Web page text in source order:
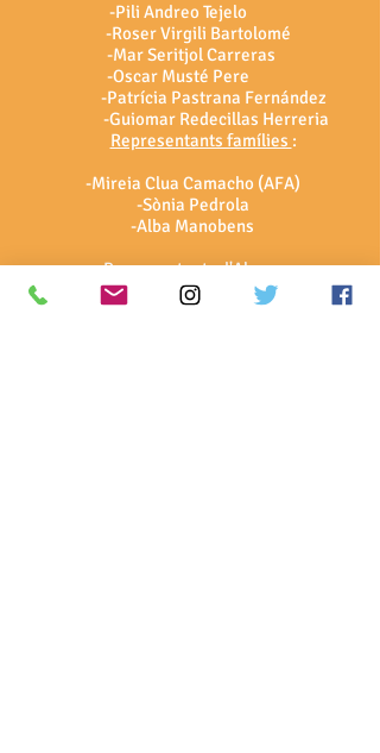
-Pili Andreo Tejelo
-Roser Virgili Bartolomé
-Mar Seritjol Carreras
-Oscar Musté Pere
-Patrícia Pastrana Fernández
-Guiomar Redecillas Herreria
Representants famílies :
-Mireia Clua Camacho (AFA)
-Sònia Pedrola
-Alba Manobens
Representants d'Alumnes:
-Guiu Manobens Rodríguez